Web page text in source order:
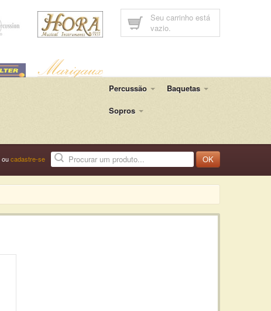
Seu carrinho está
vazio.
Percussão
Baquetas
Sopros
OK
oucadastre-se